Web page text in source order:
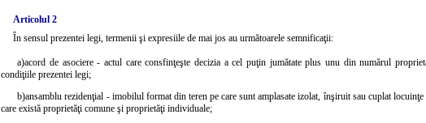
Articolul 2
În sensul prezentei legi, termenii şi expresiile de mai jos au următoarele semnificaţii:
a)acord de asociere - actul care consfinţeşte decizia a cel puţin jumătate plus unu din numărul
condiţiile prezentei legi;
b)ansamblu rezidenţial - imobilul format din teren pe care sunt amplasate izolat, înşiruit sau cuplat
care există proprietăţi comune şi proprietăţi individuale;